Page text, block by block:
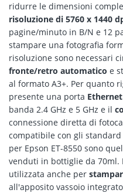
ridurre le dimensioni
risoluzione di 5760 x 1440
pagine/minuto in B/N e 12
stampare una fotografia
risoluzione sono necessari
fronte/retro automatico e
al formato A3+. Per quanto
presente una porta
banda 2.4 GHz e 5 GHz e il
connessione diretta di
compatibile con gli
per Epson ET-8550 sono
venduti in bottiglie da 70ml.
utilizzata anche per
all'apposito vassoio